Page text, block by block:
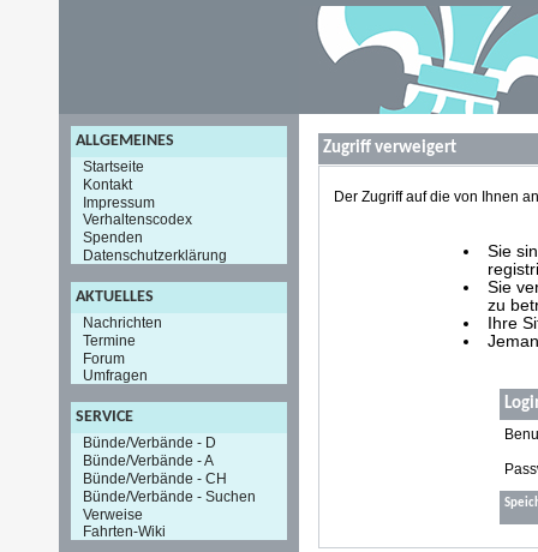
ALLGEMEINES
Startseite
Kontakt
Impressum
Verhaltenscodex
Spenden
Datenschutzerklärung
AKTUELLES
Nachrichten
Termine
Forum
Umfragen
SERVICE
Bünde/Verbände - D
Bünde/Verbände - A
Bünde/Verbände - CH
Bünde/Verbände - Suchen
Verweise
Fahrten-Wiki
Zugriff verweigert
Der Zugriff auf die von Ihnen
Sie
Sie
zu
Ihre